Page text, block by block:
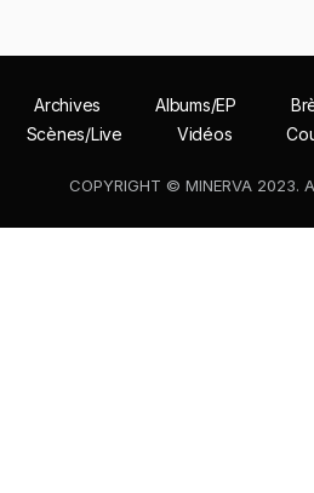
Archives Albums/EP
Scènes/Live
Vidéos
COPYRIGHT © MINERVA 2023.